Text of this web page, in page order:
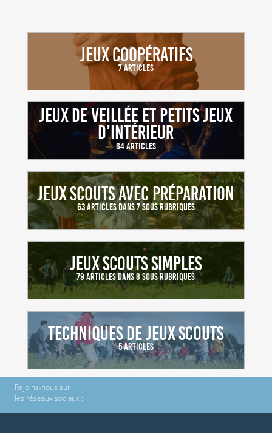
Jeux coopératifs
7 Articles
Jeux de veillée et petits jeux
d’intérieur
64 Articles
Jeux scouts avec préparation
63 Articles dans 7 sous Rubriques
Jeux scouts simples
79 Articles dans 8 sous Rubriques
Techniques de jeux scouts
5 Articles
Rejoins-nous sur
les réseaux sociaux :